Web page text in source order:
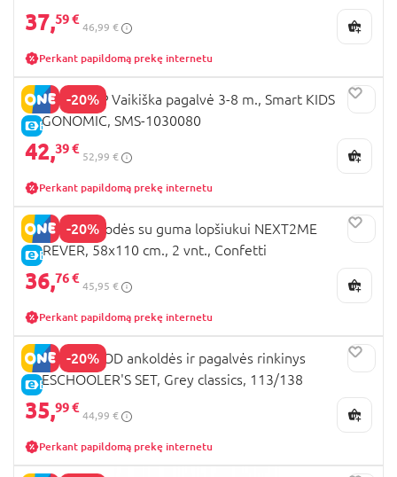
37,59 €
46,99 €
Perkant papildomą prekę internetu
-20%
E-KAINA
SMARTSLEEP Vaikiška pagalvė 3-8 m., Smart KIDS
ERGONOMIC, SMS-1030080
42,39 €
52,99 €
Perkant papildomą prekę internetu
-20%
E-KAINA
CHICCO paklodės su guma lopšiukui NEXT2ME
FOREVER, 58x110 cm., 2 vnt., Confetti
36,76 €
45,95 €
Perkant papildomą prekę internetu
-20%
E-KAINA
MOTHERHOOD ankoldės ir pagalvės rinkinys
PRESCHOOLER'S SET, Grey classics, 113/138
35,99 €
44,99 €
Perkant papildomą prekę internetu